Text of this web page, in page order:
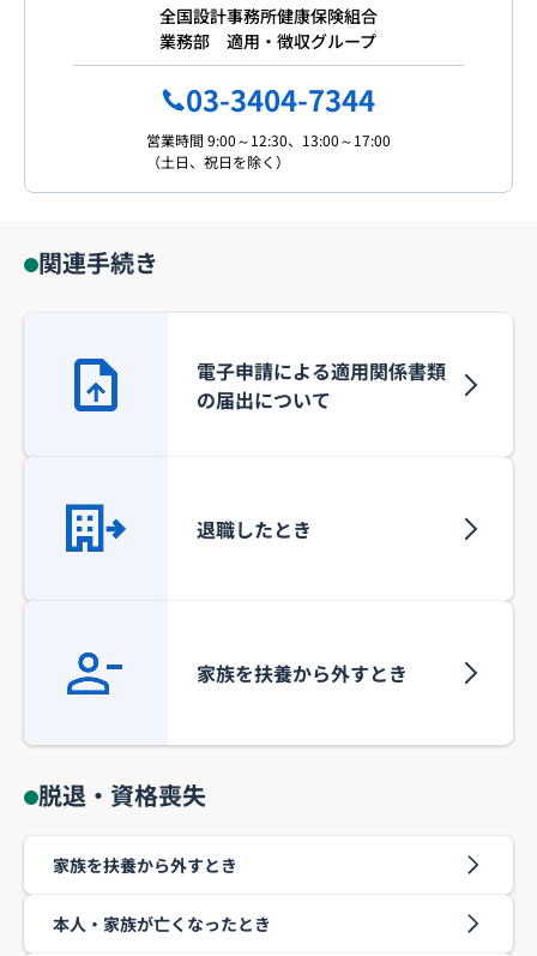
全国設計事務所健康保険組合
業務部 適用・徴収グループ
03-3404-7344
営業時間 9:00～12:30、13:00～17:00
（土日、祝日を除く）
関連手続き
電子申請による適用関係書類
の届出について
退職したとき
家族を扶養から外すとき
脱退・資格喪失
家族を扶養から外すとき
本人・家族が亡くなったとき